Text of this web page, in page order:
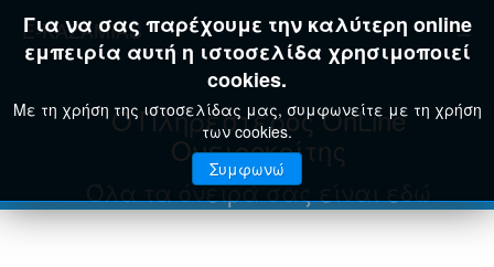
E-KAZAMIAS
Για να σας παρέχουμε την καλύτερη online
εμπειρία αυτή η ιστοσελίδα χρησιμοποιεί
cookies.
Με τη χρήση της ιστοσελίδας μας, συμφωνείτε με τη χρήση
των cookies.
Συμφωνώ
Ο Πληρέστερος OnLine
Ονειροκρίτης
Όλα τα όνειρά σας είναι εδώ